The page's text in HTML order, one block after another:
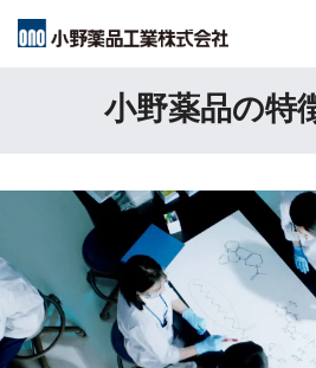
移
小野薬品について
小野薬品についてトップ
CEO・COOメッセージ
ミッションステートメント
コーポレートスローガン「
研究開発
研究開発 トップ
創薬方針
IR情報
IR情報トップ
採用情報
閉じる
小野薬品の特